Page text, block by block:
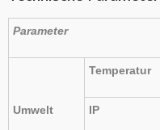
Parameter
Umwelt
Temperatur
IP